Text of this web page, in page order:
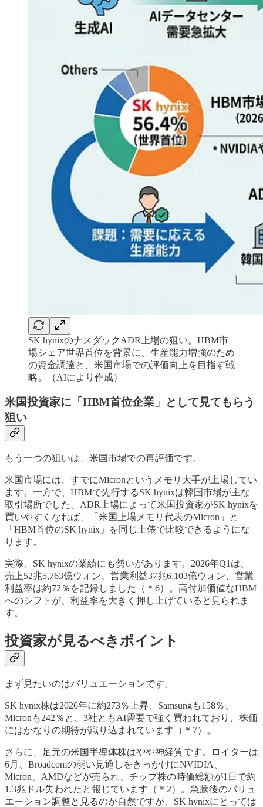
SK hynixのナスダックADR上場の狙い。HBM市
場シェア世界首位を背景に、生産能力増強のため
の資金調達と、米国市場での評価向上を目指す戦
略。（AIにより作成）
米国投資家に「HBM首位企業」として見てもらう
狙い
もう一つの狙いは、米国市場での再評価です。
米国市場には、すでにMicronというメモリ大手が上場してい
ます。一方で、HBMで先行するSK hynixは韓国市場が主な
取引場所でした。ADR上場によって米国投資家がSK hynixを
買いやすくなれば、「米国上場メモリ代表のMicron」と
「HBM首位のSK hynix」を同じ土俵で比較できるようにな
ります。
実際、SK hynixの業績にも勢いがあります。2026年Q1は、
売上52兆5,763億ウォン、営業利益37兆6,103億ウォン、営業
利益率は約72％を記録しました（＊6）。高付加価値なHBM
へのシフトが、利益率を大きく押し上げていると見られま
す。
投資家が見るべきポイント
まず見たいのはバリュエーションです。
SK hynix株は2026年に約273％上昇、Samsungも158％、
Micronも242％と、3社ともAI需要で強く買われており、株価
にはかなりの期待が織り込まれています（＊7）。
さらに、足元の米国半導体株はやや神経質です。ロイターは
6月、Broadcomの弱い見通しをきっかけにNVIDIA、
Micron、AMDなどが売られ、チップ株の時価総額が1日で約
1.3兆ドル失われたと報じています（＊2）。急騰後のバリュ
エーション調整と見るのが自然ですが、SK hynixにとっては